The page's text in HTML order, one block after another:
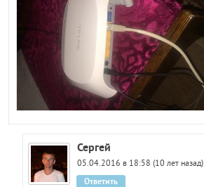
Сергей
05.04.2016 в 18:58 (10 лет назад)
Ответить